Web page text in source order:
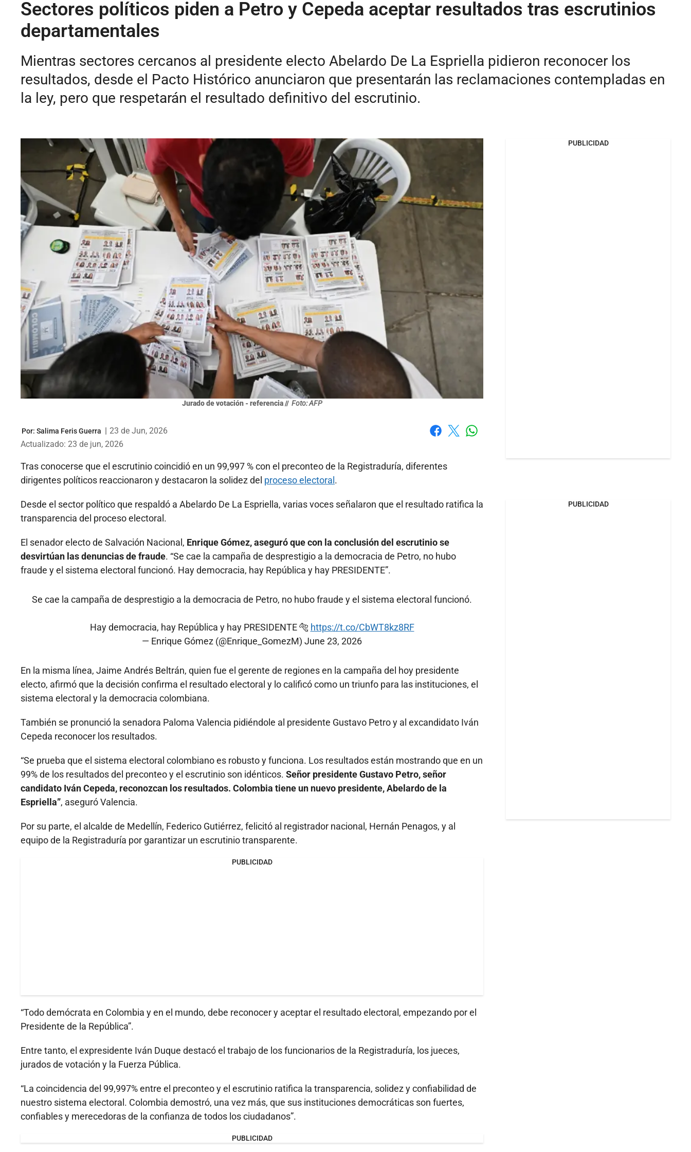
Sectores políticos piden a Petro y Cepeda aceptar resultados tras escrutinios
departamentales
Mientras sectores cercanos al presidente electo Abelardo De La Espriella pidieron reconocer los
resultados, desde el Pacto Histórico anunciaron que presentarán las reclamaciones contempladas en
la ley, pero que respetarán el resultado definitivo del escrutinio.
Jurado de votación - referencia // Foto: AFP
Por: Salima Feris Guerra | 23 de Jun, 2026
Actualizado: 23 de jun, 2026
Tras conocerse que el escrutinio coincidió en un 99,997 % con el preconteo de la Registraduría, diferentes
dirigentes políticos reaccionaron y destacaron la solidez del proceso electoral .
Desde el sector político que respaldó a Abelardo De La Espriella, varias voces señalaron que el resultado ratifica la
transparencia del proceso electoral.
El senador electo de Salvación Nacional, Enrique Gómez, aseguró que con la conclusión del escrutinio se
desvirtúan las denuncias de fraude. “Se cae la campaña de desprestigio a la democracia de Petro, no hubo
fraude y el sistema electoral funcionó. Hay democracia, hay República y hay PRESIDENTE”.
Se cae la campaña de desprestigio a la democracia de Petro, no hubo fraude y el sistema electoral funcionó.
Hay democracia, hay República y hay PRESIDENTE 🐅 https://t.co/CbWT8kz8RF
— Enrique Gómez (@Enrique_GomezM) June 23, 2026
En la misma línea, Jaime Andrés Beltrán, quien fue el gerente de regiones en la campaña del hoy presidente
electo, afirmó que la decisión confirma el resultado electoral y lo calificó como un triunfo para las instituciones, el
sistema electoral y la democracia colombiana.
También se pronunció la senadora Paloma Valencia pidiéndole al presidente Gustavo Petro y al excandidato Iván
Cepeda reconocer los resultados.
“Se prueba que el sistema electoral colombiano es robusto y funciona. Los resultados están mostrando que en un
99% de los resultados del preconteo y el escrutinio son idénticos. Señor presidente Gustavo Petro, señor
candidato Iván Cepeda, reconozcan los resultados. Colombia tiene un nuevo presidente, Abelardo de la
Espriella”, aseguró Valencia.
Por su parte, el alcalde de Medellín, Federico Gutiérrez, felicitó al registrador nacional, Hernán Penagos, y al
equipo de la Registraduría por garantizar un escrutinio transparente.
PUBLICIDAD
“Todo demócrata en Colombia y en el mundo, debe reconocer y aceptar el resultado electoral, empezando por el
Presidente de la República”.
Entre tanto, el expresidente Iván Duque destacó el trabajo de los funcionarios de la Registraduría, los jueces,
jurados de votación y la Fuerza Pública.
“La coincidencia del 99,997% entre el preconteo y el escrutinio ratifica la transparencia, solidez y confiabilidad de
nuestro sistema electoral. Colombia demostró, una vez más, que sus instituciones democráticas son fuertes,
confiables y merecedoras de la confianza de todos los ciudadanos”.
PUBLICIDAD
PUBLICIDAD
PUBLICIDAD